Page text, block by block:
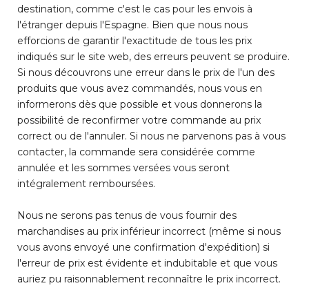
destination, comme c'est le cas pour les envois à
l'étranger depuis l'Espagne. Bien que nous nous
efforcions de garantir l'exactitude de tous les prix
indiqués sur le site web, des erreurs peuvent se produire.
Si nous découvrons une erreur dans le prix de l'un des
produits que vous avez commandés, nous vous en
informerons dès que possible et vous donnerons la
possibilité de reconfirmer votre commande au prix
correct ou de l'annuler. Si nous ne parvenons pas à vous
contacter, la commande sera considérée comme
annulée et les sommes versées vous seront
intégralement remboursées.
Nous ne serons pas tenus de vous fournir des
marchandises au prix inférieur incorrect (même si nous
vous avons envoyé une confirmation d'expédition) si
l'erreur de prix est évidente et indubitable et que vous
auriez pu raisonnablement reconnaître le prix incorrect.